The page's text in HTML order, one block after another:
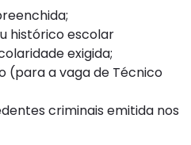
histórico escolar
exigida;
(para a vaga de Técnico
criminais emitida nos